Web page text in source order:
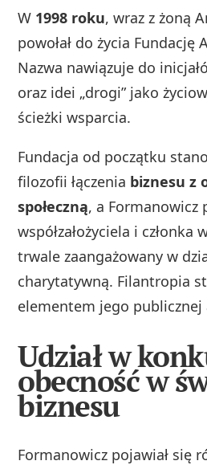
W 1998 roku, wraz z żoną
powołał do życia Fundację
Nazwa nawiązuje do
oraz idei „drogi” jako
ścieżki wsparcia.
Fundacja od początku
filozofii łączenia biznesu z
społeczną, a Formanowicz
współzałożyciela i członka
trwale zaangażowany w
charytatywną. Filantropia
elementem jego publicznej
Udział w
obecność w
biznesu
Formanowicz pojawiał się